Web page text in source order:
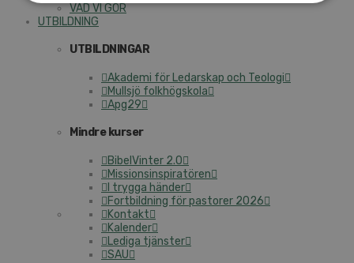
VAD VI GÖR
UTBILDNING
UTBILDNINGAR
Akademi för Ledarskap och Teologi
Mullsjö folkhögskola
Apg29
Mindre kurser
BibelVinter 2.0
Missionsinspiratören
I trygga händer
Fortbildning för pastorer 2026
Kontakt
Kalender
Lediga tjänster
SAU